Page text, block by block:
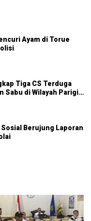
Ayam di Torue
Tiga CS Terduga
Sabu di Wilayah Parigi
Berujung Laporan